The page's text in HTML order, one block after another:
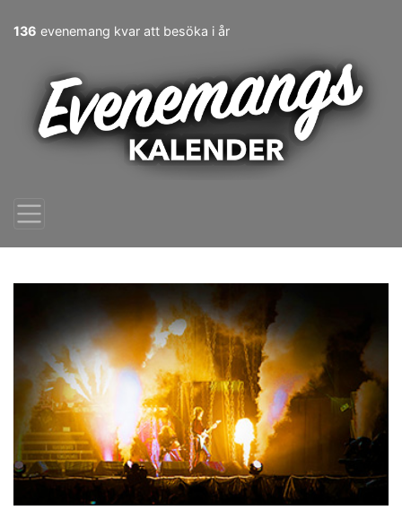
136 evenemang kvar att besöka i år